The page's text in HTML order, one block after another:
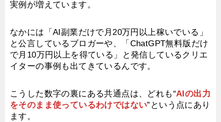
実例が増えています。
なかには「AI副業だけで月20万円以上稼いでいる」
と公言しているブロガーや、「ChatGPT無料版だけ
で月10万円以上を得ている」と発信しているクリエ
イターの事例も出てきているんです。
こうした数字の裏にある共通点は、どれも“AIの出力
をそのまま使っているわけではない”という点にあり
ます。